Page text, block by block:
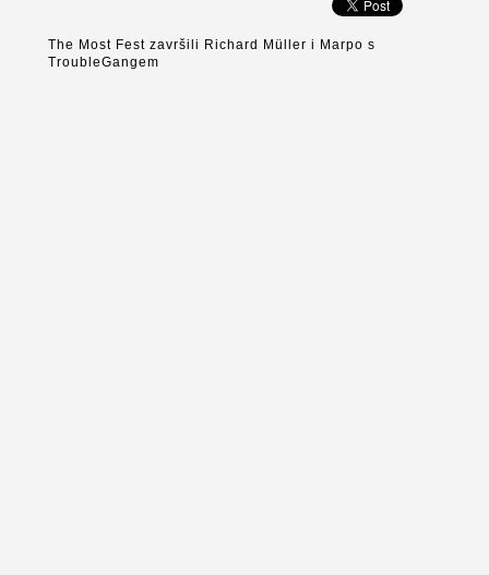
The Most Fest završili Richard Müller i Marpo s
TroubleGangem